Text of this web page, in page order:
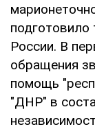
подготовило
России. В
обращения
помощь
"ДНР" в